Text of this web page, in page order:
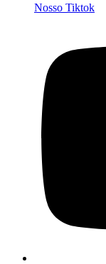
Nosso Tiktok